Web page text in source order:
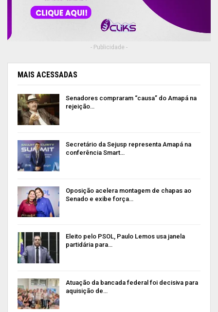
- Publicidade -
MAIS ACESSADAS
Senadores compraram “causa” do Amapá na
rejeição…
Secretário da Sejusp representa Amapá na
conferência Smart…
Oposição acelera montagem de chapas ao
Senado e exibe força…
Eleito pelo PSOL, Paulo Lemos usa janela
partidária para…
Atuação da bancada federal foi decisiva para
aquisição de…